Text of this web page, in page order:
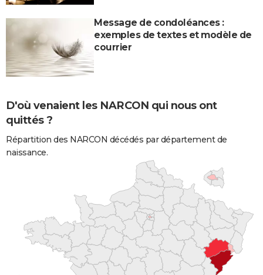
Message de condoléances :
exemples de textes et modèle de
courrier
D'où venaient les NARCON qui nous ont
quittés ?
Répartition des NARCON décédés par département de
naissance.